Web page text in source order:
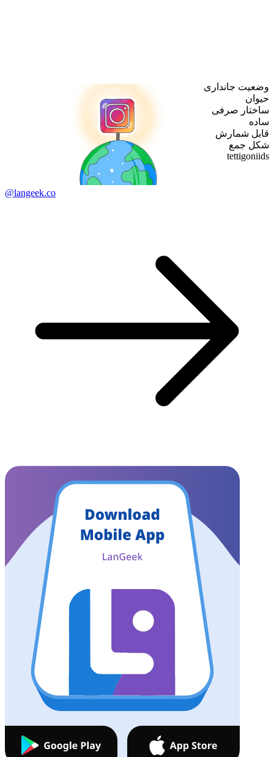
وضعیت جانداری
حیوان
ساختار صرفی
ساده
قابل شمارش
شکل جمع
tettigoniids
@langeek.co